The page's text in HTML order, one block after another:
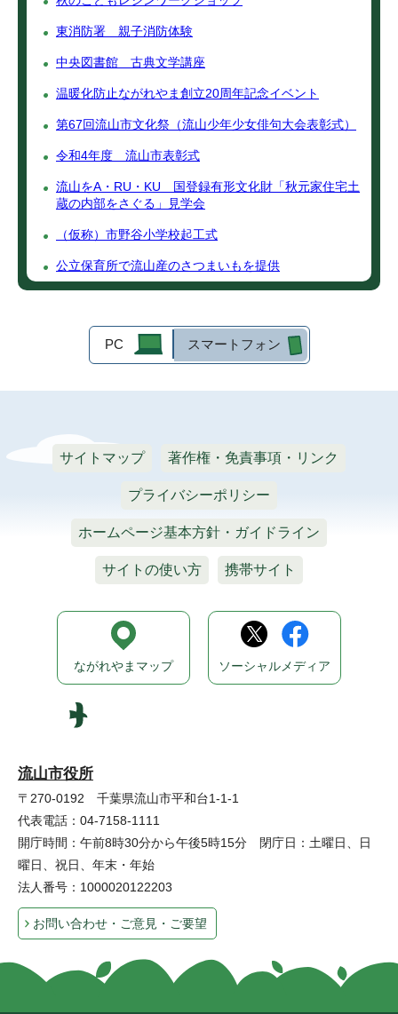
東消防署 親子消防体験
中央図書館 古典文学講座
温暖化防止ながれやま創立20周年記念イベント
第67回流山市文化祭（流山少年少女俳句大会表彰式）
令和4年度 流山市表彰式
流山をA・RU・KU 国登録有形文化財「秋元家住宅土
蔵の内部をさぐる」見学会
（仮称）市野谷小学校起工式
公立保育所で流山産のさつまいもを提供
PC スマートフォン
サイトマップ 著作権・免責事項・リンク
プライバシーポリシー
ホームページ基本方針・ガイドライン
サイトの使い方 携帯サイト
流山市役所
〒270-0192 千葉県流山市平和台1-1-1
代表電話：04-7158-1111
開庁時間：午前8時30分から午後5時15分 閉庁日：土曜日、日
曜日、祝日、年末・年始
法人番号：1000020122203
お問い合わせ・ご意見・ご要望
ながれやまマップ ソーシャルメディア